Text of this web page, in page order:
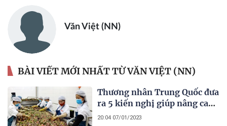
Văn Việt (NN)
BÀI VIẾT MỚI NHẤT TỪ VĂN VIỆT (NN)
Thương nhân Trung Quốc đưa
ra 5 kiến nghị giúp nâng cao
giá trị nông sản Việt
20:04 07/01/2023